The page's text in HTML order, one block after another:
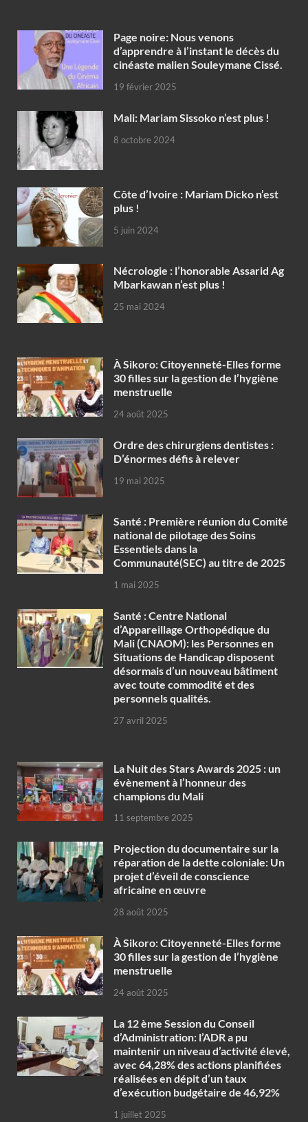
Page noire: Nous venons
d’apprendre à l’instant le décès du
cinéaste malien Souleymane Cissé.
19 février 2025
Mali: Mariam Sissoko n’est plus !
8 octobre 2024
Côte d’Ivoire : Mariam Dicko n’est
plus !
5 juin 2024
Nécrologie : l’honorable Assarid Ag
Mbarkawan n’est plus !
25 mai 2024
À Sikoro: Citoyenneté-Elles forme
30 filles sur la gestion de l’hygiène
menstruelle
24 août 2025
Ordre des chirurgiens dentistes :
D’énormes défis à relever
19 mai 2025
Santé : Première réunion du Comité
national de pilotage des Soins
Essentiels dans la
Communauté(SEC) au titre de 2025
1 mai 2025
Santé : Centre National
d’Appareillage Orthopédique du
Mali (CNAOM): les Personnes en
Situations de Handicap disposent
désormais d’un nouveau bâtiment
avec toute commodité et des
personnels qualités.
27 avril 2025
‎La Nuit des Stars Awards 2025 : un
évènement à l’honneur des
champions du Mali
11 septembre 2025
Projection du documentaire sur la
réparation de la dette coloniale: Un
projet d’éveil de conscience
africaine en œuvre‎
28 août 2025
À Sikoro: Citoyenneté-Elles forme
30 filles sur la gestion de l’hygiène
menstruelle
24 août 2025
La 12 ème Session du Conseil
d’Administration: l’ADR a pu
maintenir un niveau d’activité élevé,
avec 64,28% des actions planifiées
réalisées en dépit d’un taux
d’exécution budgétaire de 46,92%
1 juillet 2025